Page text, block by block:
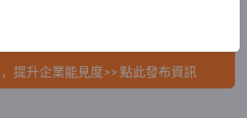
上發布您的公司與產
提升企業能見度>> 點此發布資訊